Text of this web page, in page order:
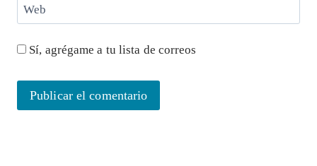
Web
Sí, agrégame a tu lista de correos